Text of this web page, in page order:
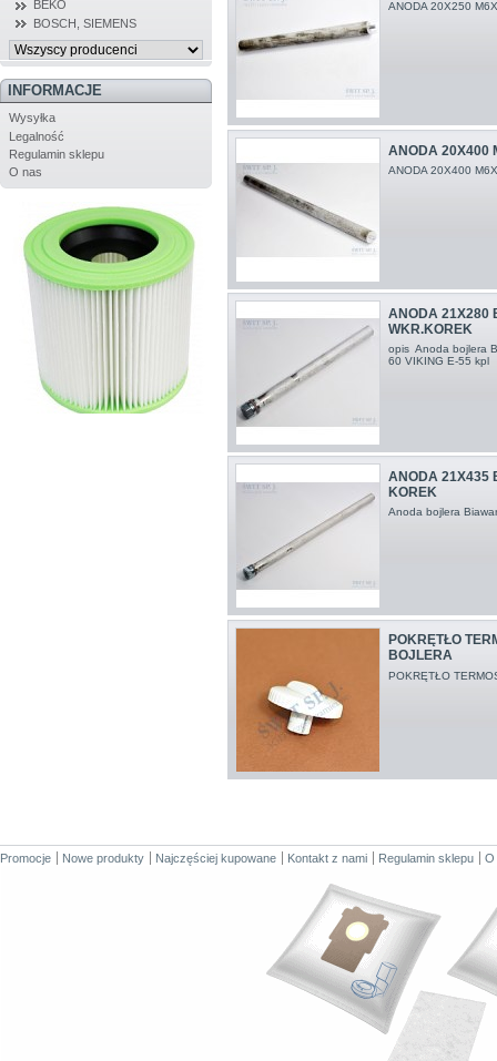
BEKO
BOSCH, SIEMENS
INFORMACJE
Wysyłka
Legalność
Regulamin sklepu
O nas
ANODA 20X250
ANODA 20X400
ANODA 20X400
ANODA 21X280
WKR.KOREK
opis Anoda bojlera
60 VIKING E-55 kpl
ANODA 21X435
KOREK
Anoda bojlera
POKRĘTŁO
BOJLERA
POKRĘTŁO
Promocje Nowe produkty Najczęściej kupowane Kontakt z nami Regulamin sklepu O